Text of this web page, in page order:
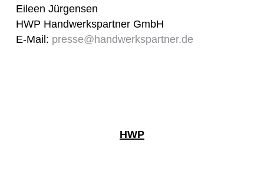
Eileen Jürgensen
HWP Handwerkspartner GmbH
E-Mail: presse@handwerkspartner.de
HWP